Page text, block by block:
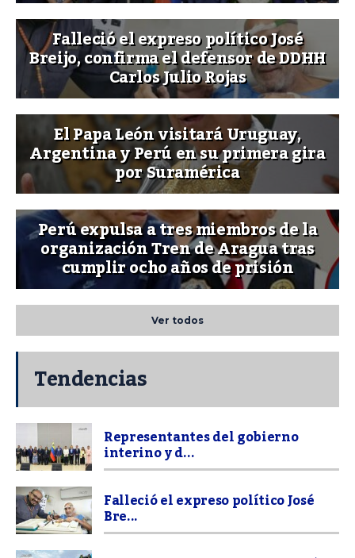
Falleció el expreso político José
Breijo, confirma el defensor de DDHH
Carlos Julio Rojas
El Papa León visitará Uruguay,
Argentina y Perú en su primera gira
por Suramérica
Perú expulsa a tres miembros de la
organización Tren de Aragua tras
cumplir ocho años de prisión
Ver todos
Tendencias
Representantes del gobierno
interino y d...
Falleció el expreso político José
Bre...